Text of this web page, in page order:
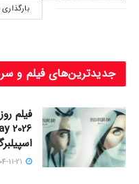
جدیدترین‌های فیلم و